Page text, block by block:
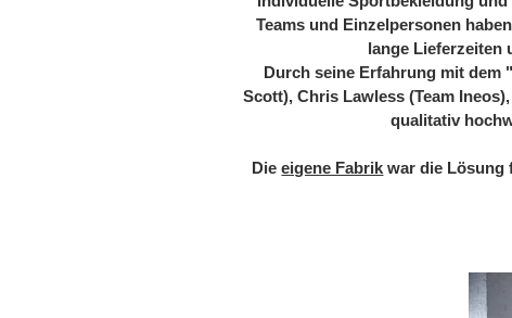
Teams und Einzelpersonen
lange Lieferzeiten
Durch seine Erfahrung mit dem
Scott), Chris Lawless (Team
qualitativ
Dieeigene Fabrik war die Lösung